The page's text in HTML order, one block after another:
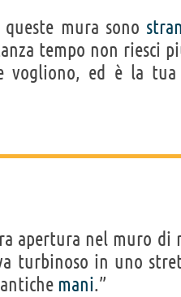
mura sono
tempo non riesci
vogliono, ed è la tua
apertura nel muro di
turbinoso in uno
mani.”